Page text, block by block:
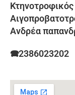
Ανδρέα
🕿2386023202